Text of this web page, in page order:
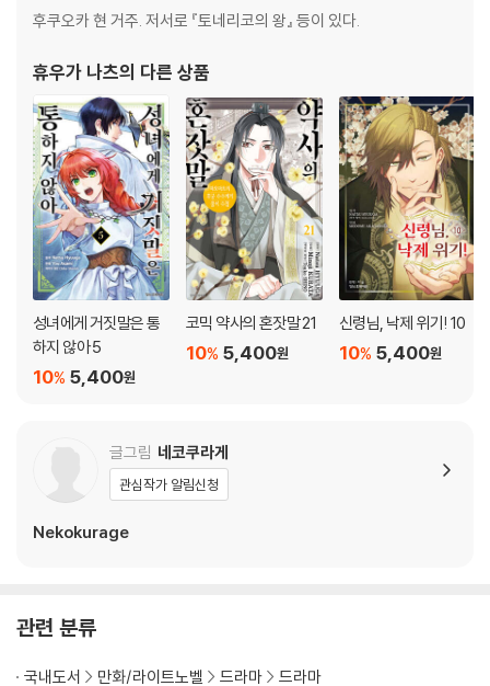
후쿠오카 현 거주. 저서로 『토네리코의 왕』 등이 있다.
휴우가 나츠의 다른 상품
성녀에게 거짓말은 통
하지 않아 5
5,400원
10%
코믹 약사의 혼잣말 21
5,400원
10%
신령님, 낙제 위기! 10
5,400원
10%
글그림 네코쿠라게
관심작가 알림신청
Nekokurage
관련 분류
국내도서 만화/라이트노벨 드라마 드라마